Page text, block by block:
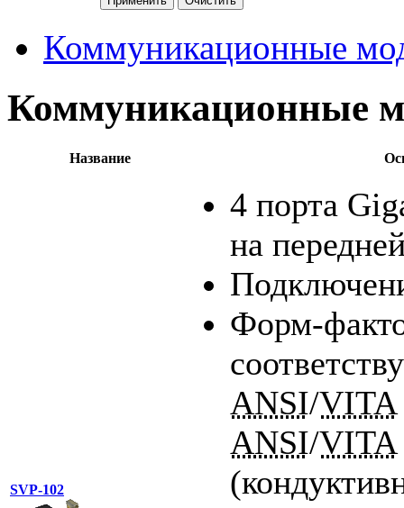
Коммуникационные
Коммуникационные
Название
SVP-102
4 порта
на
Форм-
ANSI/VITA
ANSI/VITA